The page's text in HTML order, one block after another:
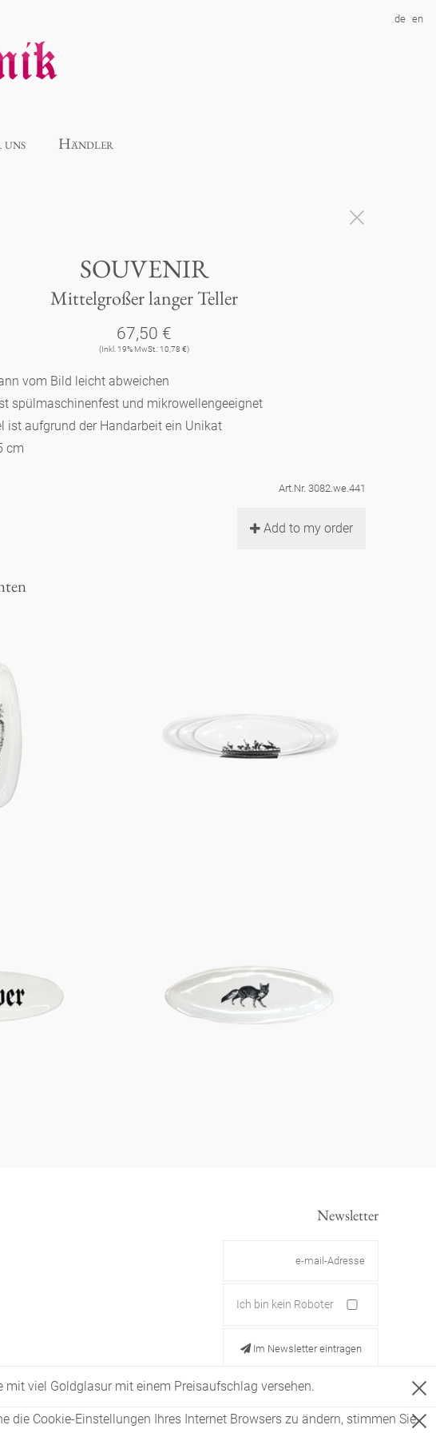
de en
uns Händler
SOUVENIR
Mittelgroßer langer Teller
67,50 €
(Inkl. 19% MwSt.: 10,78 €)
vom Bild leicht abweichen
spülmaschinenfest und mikrowellengeeignet
ist aufgrund der Handarbeit ein Unikat
cm
Art.Nr. 3082.we.441
Add to my order
Newsletter
Ich bin kein Roboter
Im Newsletter eintragen
die Cookie-Einstellungen Ihres Internet Browsers zu ändern, stimmen Sie
viel Goldglasur mit einem Preisaufschlag versehen.